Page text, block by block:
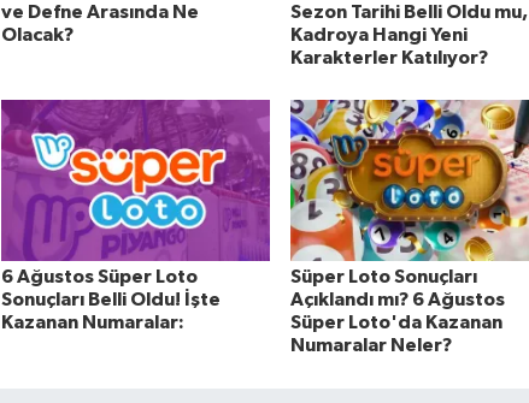
ve Defne Arasında Ne
Olacak?
Sezon Tarihi Belli Oldu mu,
Kadroya Hangi Yeni
Karakterler Katılıyor?
6 Ağustos Süper Loto
Sonuçları Belli Oldu! İşte
Kazanan Numaralar:
Süper Loto Sonuçları
Açıklandı mı? 6 Ağustos
Süper Loto'da Kazanan
Numaralar Neler?